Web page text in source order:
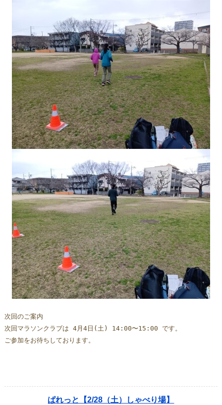
次回のご案内
次回マラソンクラブは 4月4日(土) 14:00〜15:00 です。
ご参加をお待ちしております。
ぱれっと【2/28（土）しゃべり場】